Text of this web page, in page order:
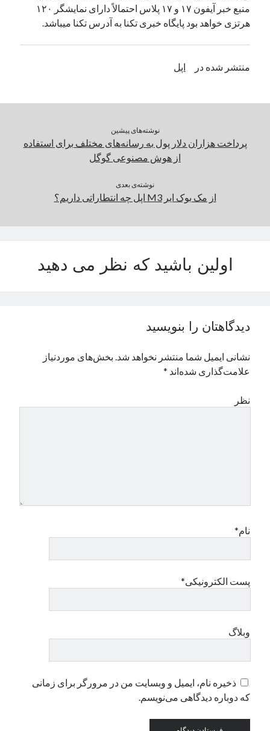
منبع خبر آیفون ۱۷ و ۱۷ پلاس احتمالاً دارای نمایشگر ۱۲۰
هرتزی خواهد بود پایگاه خبری تکنا به آدرس تکنا میباشد.
منتشر شده در اپل
نوشته‌های پیشین
پرداخت هزاران دلار پول به رسانه‌های مختلف برای استفاده
از هوش مصنوعی گوگل
نوشته‌ی بعدی
از مک بوک ایر M3 اپل چه انتطاراتی داریم؟
اولین باشید که نظر می دهید
دیدگاهتان را بنویسید
نشانی ایمیل شما منتشر نخواهد شد. بخش‌های موردنیاز
علامت‌گذاری شده‌اند *
نظر
نام*
پست الکترونیکی*
وبلاگ
ذخیره نام، ایمیل و وبسایت من در مرورگر برای زمانی
که دوباره دیدگاهی می‌نویسم.